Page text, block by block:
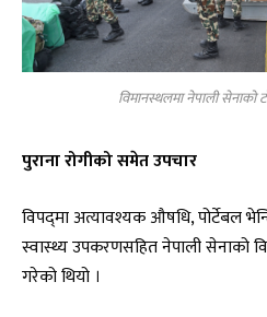
विमानस्थलमा नेपाली सेनाको
पुराना रोगीको समेत उपचार
विपद्‌मा अत्यावश्यक औषधि, पोर्टेबल
स्वास्थ्य उपकरणसहित नेपाली सेनाको
गरेको थियो ।